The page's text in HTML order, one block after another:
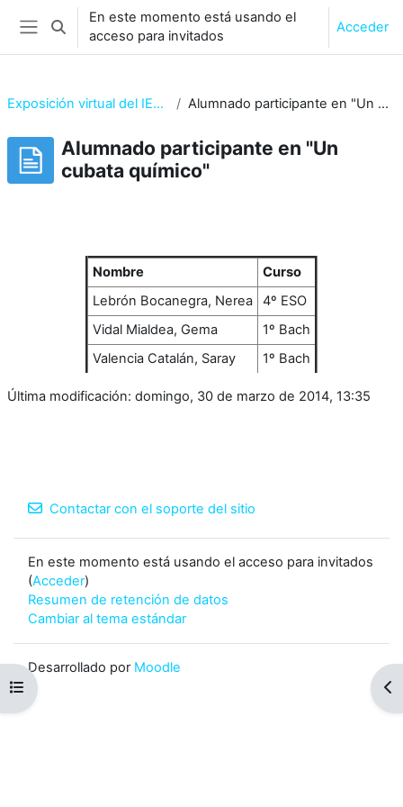
Salta al contenido principal
Panel lateral
Selector de búsqueda de entrada
En este momento está usando el
acceso para invitados
Acceder
Abrir índice del curso
Exposición virtual del IES Asta Regia Alumnado participante en "Un cubata químico"
Alumnado participante en "Un
cubata químico"
Nombre
Curso
Lebrón Bocanegra, Nerea
4º ESO
Vidal Mialdea, Gema
1º Bach
Valencia Catalán, Saray
1º Bach
Última modificación: domingo, 30 de marzo de 2014, 13:35
Contactar con el soporte del sitio
En este momento está usando el acceso para invitados
(Acceder)
Resumen de retención de datos
Cambiar al tema estándar
Desarrollado por Moodle